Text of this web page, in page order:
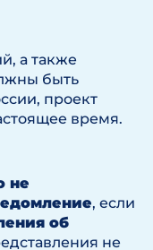
а также
быть
проект
время.
не
, если
об
не